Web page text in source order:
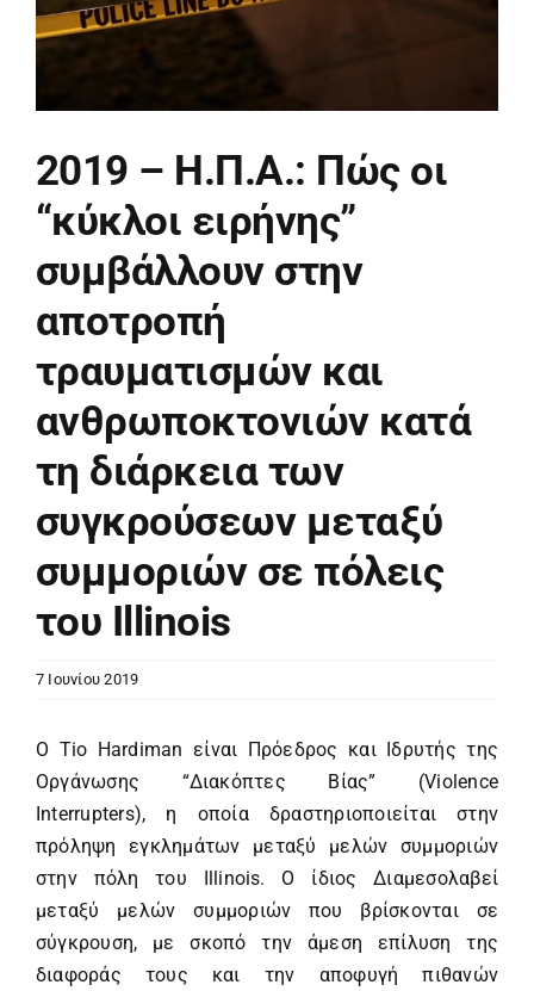
2019 – H.Π.Α.: Πώς οι
“κύκλοι ειρήνης”
συμβάλλουν στην
αποτροπή
τραυματισμών και
ανθρωποκτονιών κατά
τη διάρκεια των
συγκρούσεων μεταξύ
συμμοριών σε πόλεις
του Illinois
7 Ιουνίου 2019
Ο Tio Hardiman είναι Πρόεδρος και Ιδρυτής της
Οργάνωσης “Διακόπτες Βίας” (Violence
Interrupters), η οποία δραστηριοποιείται στην
πρόληψη εγκλημάτων μεταξύ μελών συμμοριών
στην πόλη του Illinois. O ίδιος Διαμεσολαβεί
μεταξύ μελών συμμοριών που βρίσκονται σε
σύγκρουση, με σκοπό την άμεση επίλυση της
διαφοράς τους και την αποφυγή πιθανών